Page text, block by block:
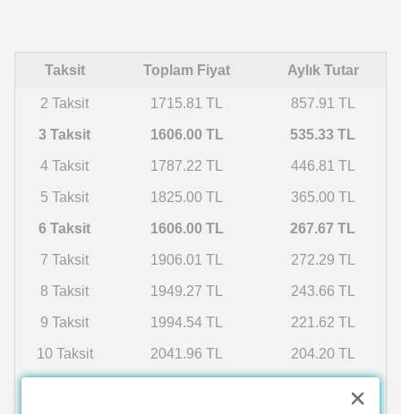
Taksit Toplam Fiyat Aylık Tutar
2 Taksit 1715.81 TL 857.91 TL
3 Taksit 1606.00 TL 535.33 TL
4 Taksit 1787.22 TL 446.81 TL
5 Taksit 1825.00 TL 365.00 TL
6 Taksit 1606.00 TL 267.67 TL
7 Taksit 1906.01 TL 272.29 TL
8 Taksit 1949.27 TL 243.66 TL
9 Taksit 1994.54 TL 221.62 TL
10 Taksit 2041.96 TL 204.20 TL